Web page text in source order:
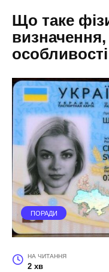
Що таке
ПОРАДИ
НА ЧИТАННЯ
2 хв